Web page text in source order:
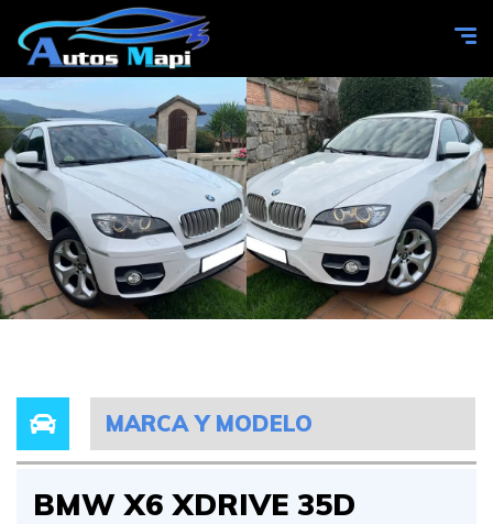
MARCA Y MODELO
BMW X6 XDRIVE 35D